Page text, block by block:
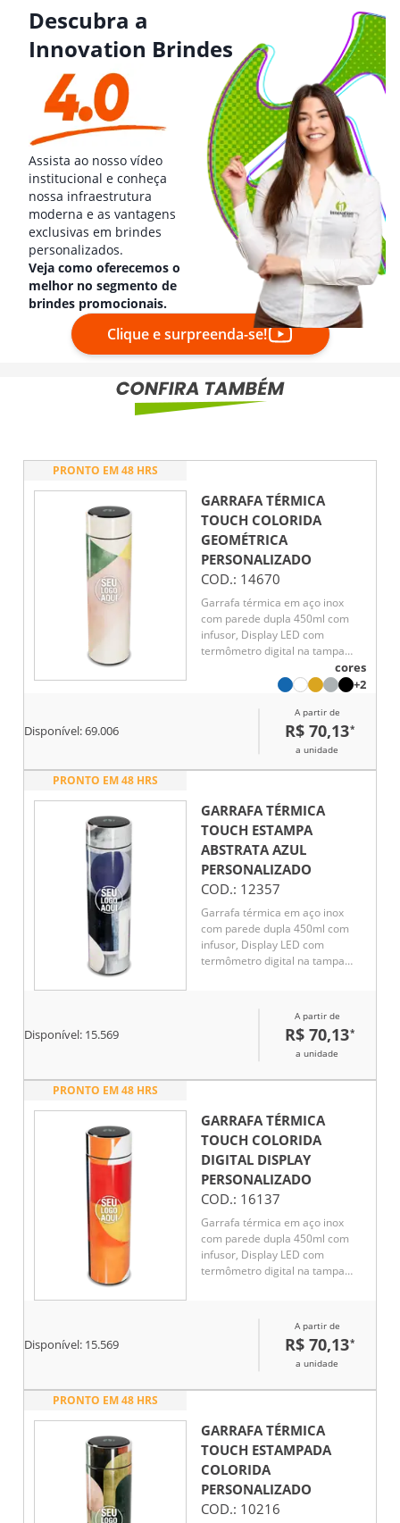
Descubra a
Innovation Brindes
Assista ao nosso vídeo
institucional e conheça
nossa infraestrutura
moderna e as vantagens
exclusivas em brindes
personalizados.
Veja como oferecemos o
melhor no segmento de
brindes promocionais.
Clique e surpreenda-se!
PRONTO EM 48 HRS
GARRAFA TÉRMICA
TOUCH COLORIDA
GEOMÉTRICA
PERSONALIZADO
COD.: 14670
Garrafa térmica em aço inox
com parede dupla 450ml com
infusor, Display LED com
termômetro digital na tampa
para indicar a temperatura do
líquido, Conserva líquido quente
cores
+2
Disponível:69.006
A partir de
R$ 70,13*
a unidade
PRONTO EM 48 HRS
GARRAFA TÉRMICA
TOUCH ESTAMPA
ABSTRATA AZUL
PERSONALIZADO
COD.: 12357
Garrafa térmica em aço inox
com parede dupla 450ml com
infusor, Display LED com
termômetro digital na tampa
Disponível: 15.569
A partir de
R$ 70,13*
a unidade
PRONTO EM 48 HRS
GARRAFA TÉRMICA
TOUCH COLORIDA
DIGITAL DISPLAY
PERSONALIZADO
COD.: 16137
Garrafa térmica em aço inox
com parede dupla 450ml com
infusor, Display LED com
termômetro digital na tampa
Disponível: 15.569
A partir de
R$ 70,13*
a unidade
PRONTO EM 48 HRS
GARRAFA TÉRMICA
TOUCH ESTAMPADA
COLORIDA
PERSONALIZADO
COD.: 10216